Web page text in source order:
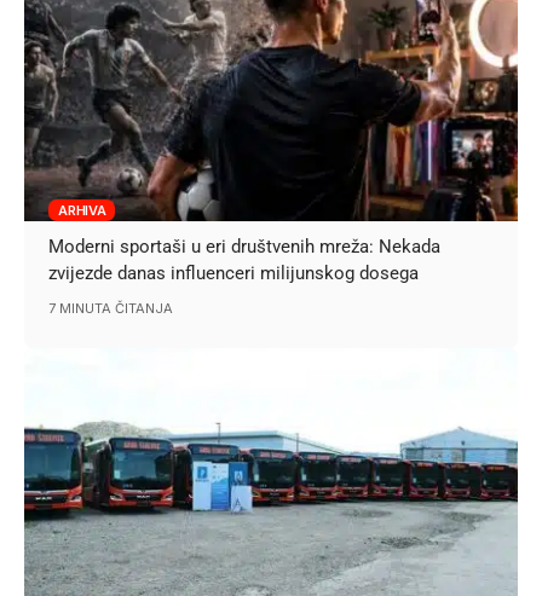
ARHIVA
Moderni sportaši u eri društvenih mreža: Nekada
zvijezde danas influenceri milijunskog dosega
7 MINUTA ČITANJA